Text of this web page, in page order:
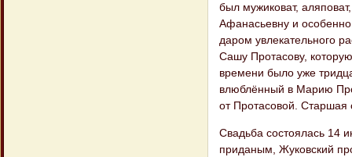
был мужиковат,
Афанасьевну и
даром увлекательного
Сашу Протасову,
времени было уже
влюблённый в Марию
от Протасовой. Старшая
Свадьба состоялась 14
приданым, Жуковский